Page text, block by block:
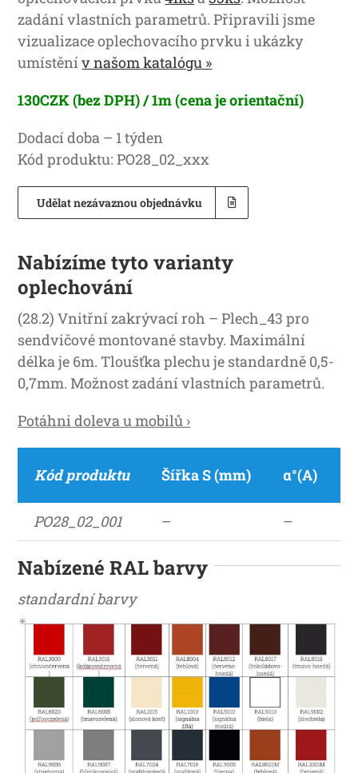
zadání vlastních parametrů. Připravili jsme
vizualizace oplechovacího prvku i ukázky
umístěnív našom katalógu »
130CZK (bez DPH) / 1m (cena je orientační)
Dodací doba – 1 týden
Kód produktu: PO28_02_xxx
Udělat nezávaznou objednávku
Nabízíme tyto varianty
oplechování
(28.2) Vnitřní zakrývací roh – Plech_43 pro
sendvičové montované stavby. Maximální
délka je 6m. Tloušťka plechu je standardně 0,5-
0,7mm. Možnost zadání vlastních parametrů.
Potáhni doleva u mobilů ›
Kód produktu Šířka S (mm) α°(A)
PO28_02_001 – –
Nabízené RAL barvy
standardní barvy